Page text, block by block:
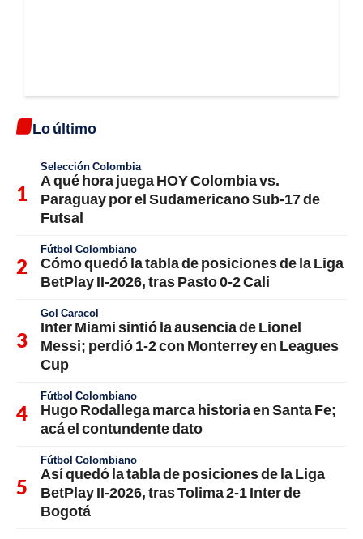
Lo último
Selección Colombia
A qué hora juega HOY Colombia vs.
Paraguay por el Sudamericano Sub-17 de
Futsal
Fútbol Colombiano
Cómo quedó la tabla de posiciones de la Liga
BetPlay II-2026, tras Pasto 0-2 Cali
Gol Caracol
Inter Miami sintió la ausencia de Lionel
Messi; perdió 1-2 con Monterrey en Leagues
Cup
Fútbol Colombiano
Hugo Rodallega marca historia en Santa Fe;
acá el contundente dato
Fútbol Colombiano
Así quedó la tabla de posiciones de la Liga
BetPlay II-2026, tras Tolima 2-1 Inter de
Bogotá